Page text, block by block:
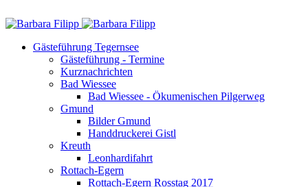
Gästeführung Tegernsee
Gästeführung - Termine
Kurznachrichten
Bad Wiessee
Bad Wiessee - Ökumenischen Pilgerweg
Gmund
Bilder Gmund
Handdruckerei Gistl
Kreuth
Leonhardifahrt
Rottach-Egern
Rottach-Egern Rosstag 2017